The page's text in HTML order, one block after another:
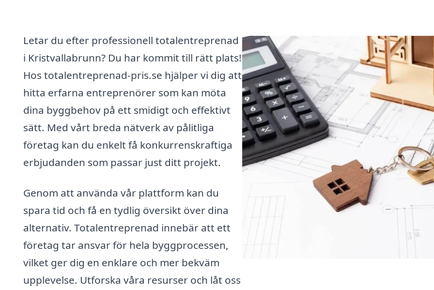
Letar du efter professionell totalentreprenad
i Kristvallabrunn? Du har kommit till rätt plats!
Hos totalentreprenad-pris.se hjälper vi dig att
hitta erfarna entreprenörer som kan möta
dina byggbehov på ett smidigt och effektivt
sätt. Med vårt breda nätverk av pålitliga
företag kan du enkelt få konkurrenskraftiga
erbjudanden som passar just ditt projekt.
Genom att använda vår plattform kan du
spara tid och få en tydlig översikt över dina
alternativ. Totalentreprenad innebär att ett
företag tar ansvar för hela byggprocessen,
vilket ger dig en enklare och mer bekväm
upplevelse. Utforska våra resurser och låt oss